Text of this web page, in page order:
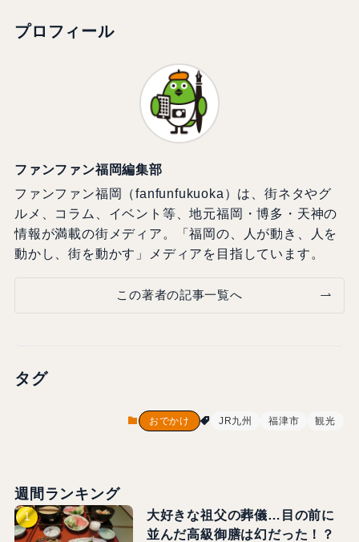
プロフィール
ファンファン福岡編集部
ファンファン福岡（fanfunfukuoka）は、街ネタやグ
ルメ、コラム、イベント等、地元福岡・博多・天神の
情報が満載の街メディア。「福岡の、人が動き、人を
動かし、街を動かす」メディアを目指しています。
この著者の記事一覧へ
タグ
おでかけ JR九州 福津市 観光
週間ランキング
大好きな祖父の葬儀…目の前に
並んだ高級御膳は幻だった！？